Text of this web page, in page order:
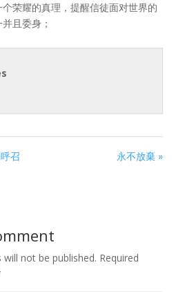
荣耀的真理，提醒信徒面对世界的
且委身；
召 永不放棄 »
not be published. Required